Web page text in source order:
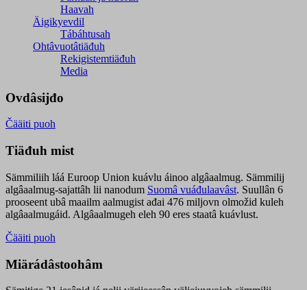
Haavah
Äigikyevdil
Tábáhtusah
Ohtâvuotâtiäđuh
Rekigistemtiäđuh
Media
Ovdâsijđo
Čääiti puoh
Tiäđuh mist
Sämmiliih láá Euroop Union kuávlu áinoo algâaalmug. Sämmilij
algâaalmug-sajattâh lii nanodum Suomâ vuáđulaavâst. Suullân 6
prooseent ubâ maailm aalmugist ađai 476 miljovn olmožid kuleh
algâaalmugáid. Algâaalmugeh eleh 90 eres staatâ kuávlust.
Čääiti puoh
Miärádâstoohâm